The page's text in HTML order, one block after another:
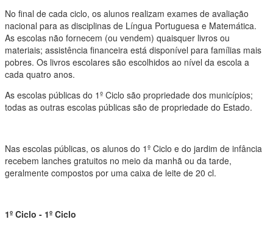
No final de cada ciclo, os alunos realizam exames de avaliação
nacional para as disciplinas de Língua Portuguesa e Matemática.
As escolas não fornecem (ou vendem) quaisquer livros ou
materiais; assistência financeira está disponível para famílias mais
pobres. Os livros escolares são escolhidos ao nível da escola a
cada quatro anos.
As escolas públicas do 1º Ciclo são propriedade dos municípios;
todas as outras escolas públicas são de propriedade do Estado.
Nas escolas públicas, os alunos do 1º Ciclo e do jardim de infância
recebem lanches gratuitos no meio da manhã ou da tarde,
geralmente compostos por uma caixa de leite de 20 cl.
1º Ciclo - 1º Ciclo